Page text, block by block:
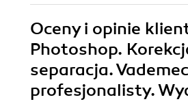
Oceny i opinie
Photoshop.
separacja.
profesjonalisty.